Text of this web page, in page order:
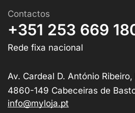
Contactos
+351 253 669
Rede fixa nacional
Av. Cardeal D. António
4860-149 Cabeceiras de
info@myloja.pt